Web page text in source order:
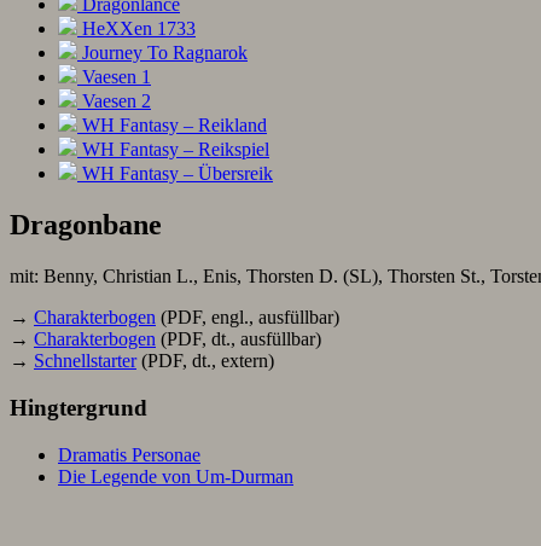
Dragonlance
HeXXen 1733
Journey To Ragnarok
Vaesen 1
Vaesen 2
WH Fantasy – Reikland
WH Fantasy – Reikspiel
WH Fantasy – Übersreik
Dragonbane
mit: Benny, Christian L., Enis, Thorsten D. (SL), Thorsten St.,
→ Charakterbogen (PDF, engl., ausfüllbar)
→ Charakterbogen (PDF, dt., ausfüllbar)
→ Schnellstarter(PDF, dt., extern)
Hingtergrund
Dramatis Personae
Die Legende von Um-Durman